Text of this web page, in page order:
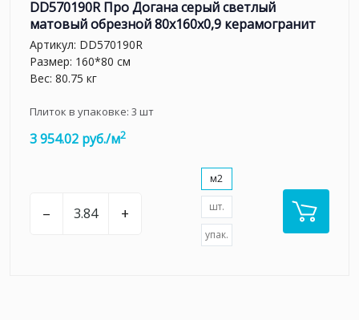
DD570190R Про Догана серый светлый
матовый обрезной 80x160x0,9 керамогранит
Артикул: DD570190R
Размер: 160*80 см
Вес: 80.75 кг
Плиток в упаковке: 3 шт
3 954.02 руб./м2
– +
м2
шт.
упак.